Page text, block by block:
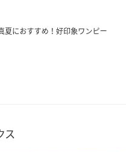
夏におすすめ！好印象ワンピー
ス